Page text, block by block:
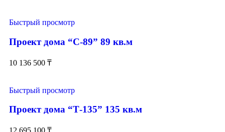
Быстрый просмотр
Проект дома “С-89” 89 кв.м
10 136 500 ₸
Быстрый просмотр
Проект дома “Т-135” 135 кв.м
12 695 100 ₸